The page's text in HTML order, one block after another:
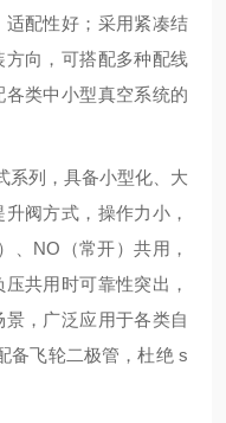
配性好；采用紧凑结
向，可搭配多种配线
类中小型真空系统的
系列，具备小型化、大
阀方式，操作力小，
、NO（常开）共用，
共用时可靠性突出，
，广泛应用于各类自
备飞轮二极管，杜绝 s